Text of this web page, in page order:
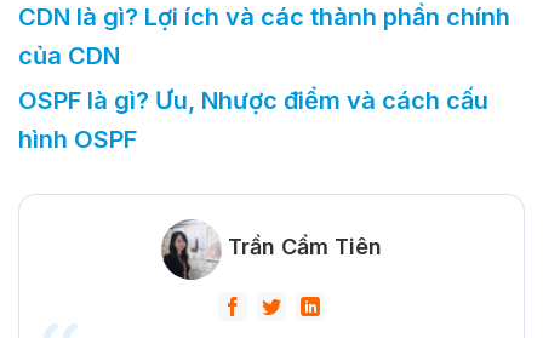
CDN là gì? Lợi ích và các thành phần chính
của CDN
OSPF là gì? Ưu, Nhược điểm và cách cấu
hình OSPF
Trần Cẩm Tiên